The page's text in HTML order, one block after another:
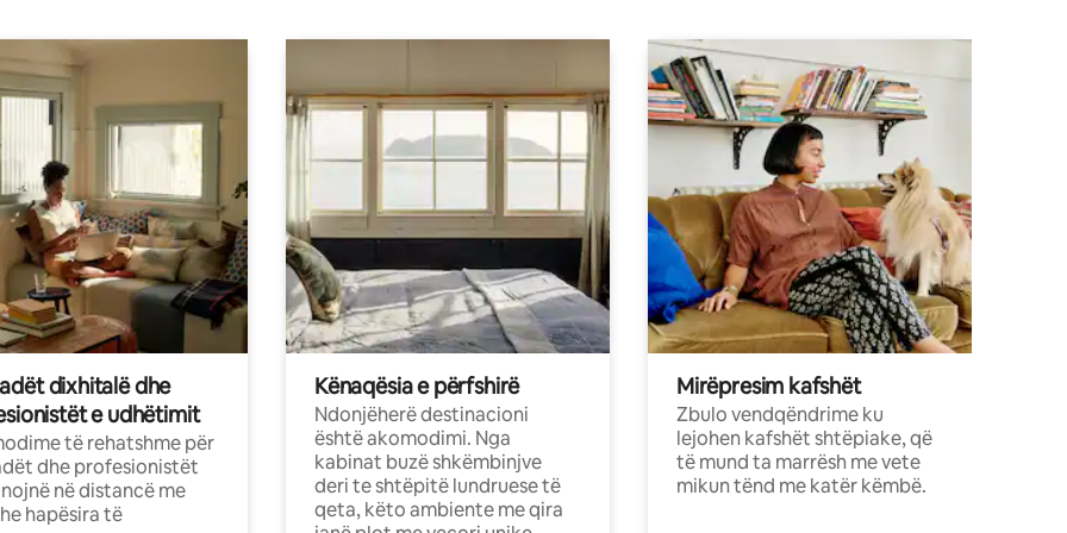
dixhitalë dhe
e udhëtimit
të rehatshme për
dhe profesionistët
në distancë me
hapësira të
Kënaqësia e përfshirë
Ndonjëherë destinacioni
është akomodimi. Nga
kabinat buzë shkëmbinjve
deri te shtëpitë lundruese të
qeta, këto ambiente me qira
Mirëpresim kafshët
Zbulo vendqëndrime ku
lejohen kafshët shtëpiake, që
të mund ta marrësh me vete
mikun tënd me katër këmbë.